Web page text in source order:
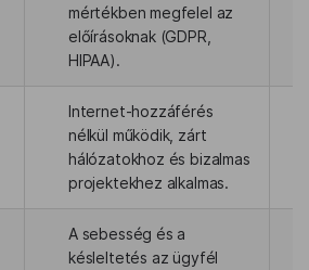
mértékben megfelel az
előírásoknak (GDPR,
HIPAA).
Internet-hozzáférés
nélkül működik, zárt
hálózatokhoz és bizalmas
projektekhez alkalmas.
A sebesség és a
késleltetés az ügyfél